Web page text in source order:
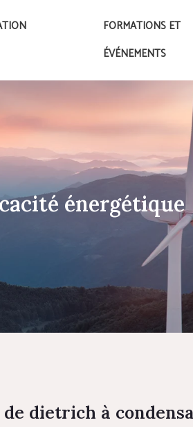
FORMATIONS ET
ÉVÉNEMENTS
énergétique
dietrich à